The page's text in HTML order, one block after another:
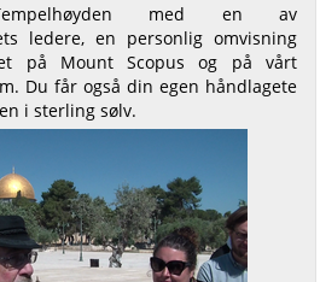
med en av
ledere, en personlig omvisning
på Mount Scopus og på vårt
Du får også din egen håndlagete
i sterling sølv.